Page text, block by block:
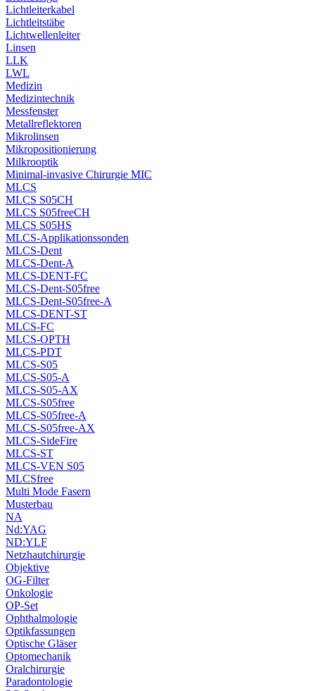
Lichtleiterkabel
Lichtleitstäbe
Lichtwellenleiter
Linsen
LLK
LWL
Medizin
Medizintechnik
Messfenster
Metallreflektoren
Mikrolinsen
Mikropositionierung
Milkrooptik
Minimal-invasive Chirurgie MIC
MLCS
MLCS S05CH
MLCS S05freeCH
MLCS S05HS
MLCS-Applikationssonden
MLCS-Dent
MLCS-Dent-A
MLCS-DENT-FC
MLCS-Dent-S05free
MLCS-Dent-S05free-A
MLCS-DENT-ST
MLCS-FC
MLCS-OPTH
MLCS-PDT
MLCS-S05
MLCS-S05-A
MLCS-S05-AX
MLCS-S05free
MLCS-S05free-A
MLCS-S05free-AX
MLCS-SideFire
MLCS-ST
MLCS-VEN S05
MLCSfree
Multi Mode Fasern
Musterbau
NA
Nd:YAG
ND:YLF
Netzhautchirurgie
Objektive
OG-Filter
Onkologie
OP-Set
Ophthalmologie
Optikfassungen
Optische Gläser
Optomechanik
Oralchirurgie
Paradontologie